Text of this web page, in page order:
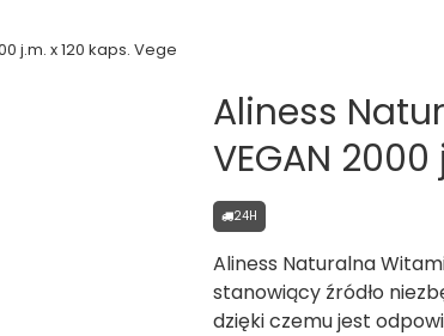
j.m. x 120 kaps. Vege
Aliness
VEGAN
24H
Aliness Naturalna
stanowiący źródło
dzięki czemu jest